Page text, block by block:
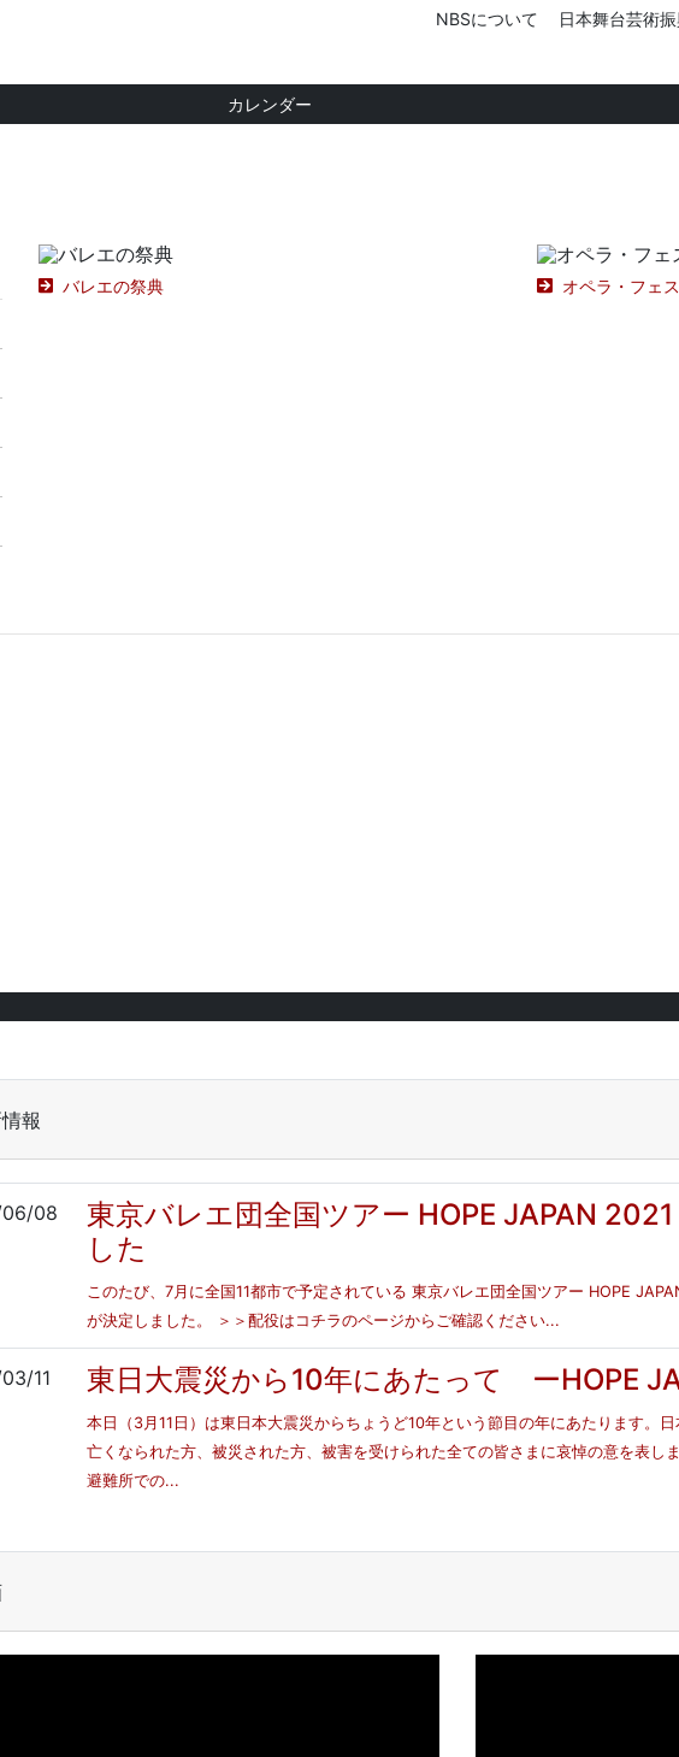
NBSについて 日本舞台芸術
カレンダー
バレエの祭典 オペラ・フェ
報
08
東京バレエ団全国ツアー HOPE JAPAN
した
このたび、7月に全国11都市で予定されている 東京バレエ団全国ツアー HOPE
が決定しました。 ＞＞配役はコチラのページからご確認ください...
11 東日大震災から10年にあたって ーHOPE
本日（3月11日）は東日本大震災からちょうど10年という節目の年にあたります。
亡くなられた方、被災された方、被害を受けられた全ての皆さまに哀悼の意を表し
避難所での...